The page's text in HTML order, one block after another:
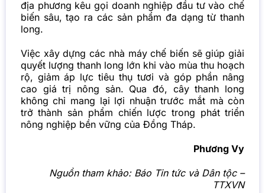
địa phương kêu gọi doanh nghiệp đầu tư vào chế
biến sâu, tạo ra các sản phẩm đa dạng từ thanh
long.
Việc xây dựng các nhà máy chế biến sẽ giúp giải
quyết lượng thanh long lớn khi vào mùa thu hoạch
rộ, giảm áp lực tiêu thụ tươi và góp phần nâng
cao giá trị nông sản. Qua đó, cây thanh long
không chỉ mang lại lợi nhuận trước mắt mà còn
trở thành sản phẩm chiến lược trong phát triển
nông nghiệp bền vững của Đồng Tháp.
Phương Vy
Nguồn tham khảo: Báo Tin tức và Dân tộc –
TTXVN